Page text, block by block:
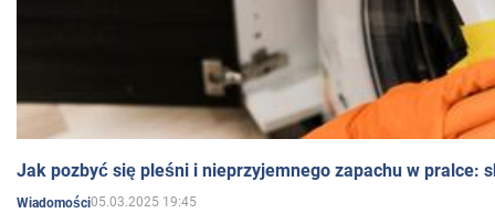
Jak pozbyć się pleśni i nieprzyjemnego zapachu w pralce:
Wiadomości05.03.2025 19:45